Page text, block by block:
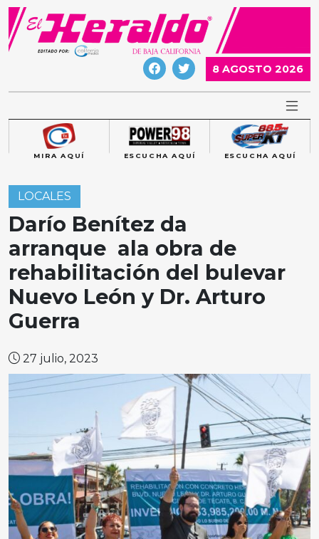
Skip
content
8 AGOSTO 2026
MIRA AQUÍ ESCUCHA AQUÍ ESCUCHA AQUÍ
LOCALES
Darío Benítez da
arranque ala obra de
rehabilitación del bulevar
Nuevo León y Dr. Arturo
Guerra
27 julio, 2023